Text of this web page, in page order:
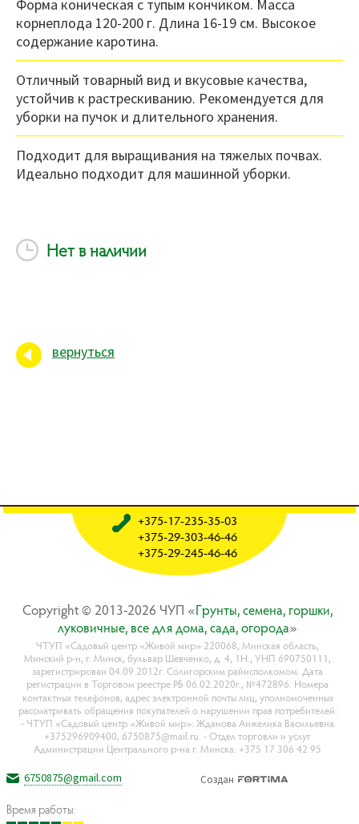
Форма коническая с тупым кончиком. Масса
корнеплода 120-200 г. Длина 16-19 см. Высокое
содержание каротина.
Отличный товарный вид и вкусовые качества,
устойчив к растрескиванию. Рекомендуется для
уборки на пучок и длительного хранения.
Подходит для выращивания на тяжелых почвах.
Идеально подходит для машинной уборки.
Нет в наличии
вернуться
Copyright © 2013-2026 ЧУП «Гpyнты, ceмeнa, гopшки,
лyкoвичныe, вce для дoмa, caдa, oгopoдa»
ЧТУП «Садовый центр «Живой мир» 220068, Минская область,
Минский р-н, г. Минск, бульвар Шевченко, д. 4, 1Н., УНП 690750111,
зарегистрирован 04.09.2012г. Солигорским райисполкомом. Дата
регистрации в Торговом реестре РБ 06.02.2020г., №472896. Номера
контактных телефонов, адрес электронной почты лиц, уполномоченных
рассматривать обращения покупателей о нарушении прав потребителей:
- ЧТУП «Садовый центр «Живой мир»: Жданова Анжелика Васильевна
+375296909400, 6750875@mail.ru. - Отдел торговли и услуг
Администрации Центрального р-на г. Минска: +375 17 306 42 95
+375-17-235-35-03
+375-29-303-46-46
+375-29-245-46-46
6750875@gmail.com
Время работы:
Создан